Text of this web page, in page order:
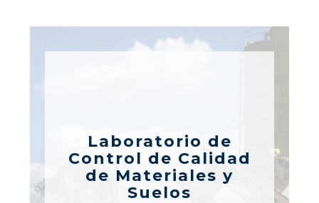
Laboratorio de
Control de Calidad
de Materiales y
Suelos